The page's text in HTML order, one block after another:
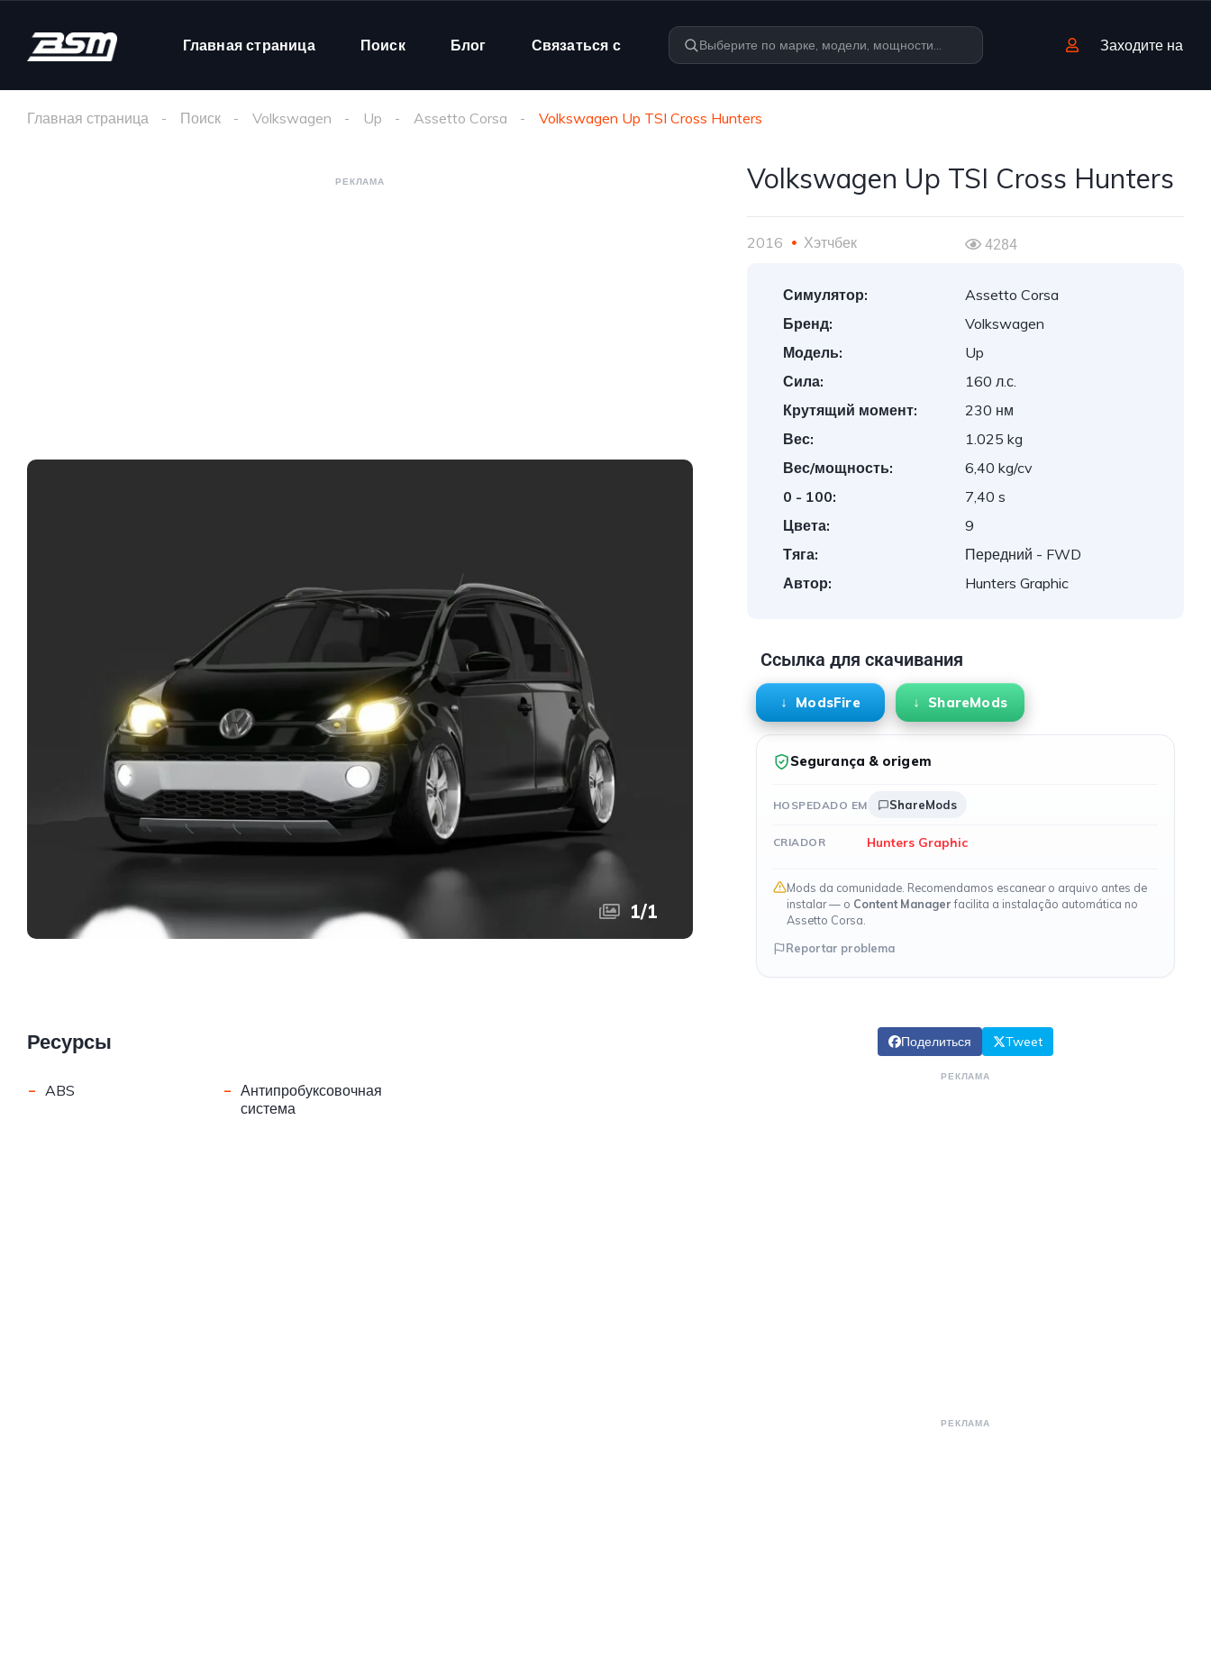
Главная страница Поиск Блог Связаться с Заходите на
Главная страница Поиск Volkswagen Up Assetto Corsa Volkswagen Up TSI Cross Hunters
РЕКЛАМА
1/1
Ресурсы
- ABS - Антипробуксовочная
система
Volkswagen Up TSI Cross Hunters
2016 Хэтчбек 4284
Симулятор:
Assetto Corsa
Бренд:
Volkswagen
Модель:
Up
Сила:
160 л.с.
Крутящий момент:
230 нм
Вес:
1.025 kg
Вес/мощность:
6,40 kg/cv
0 - 100:
7,40 s
Цвета:
9
Тяга:
Передний - FWD
Автор:
Hunters Graphic
Ссылка для скачивания
ModsFire ShareMods
Segurança & origem
HOSPEDADO EM ShareMods
CRIADOR Hunters Graphic
Mods da comunidade. Recomendamos escanear o arquivo antes de
instalar — o Content Managerfacilita a instalação automática no
Assetto Corsa.
Reportar problema
Поделиться Tweet
РЕКЛАМА
РЕКЛАМА